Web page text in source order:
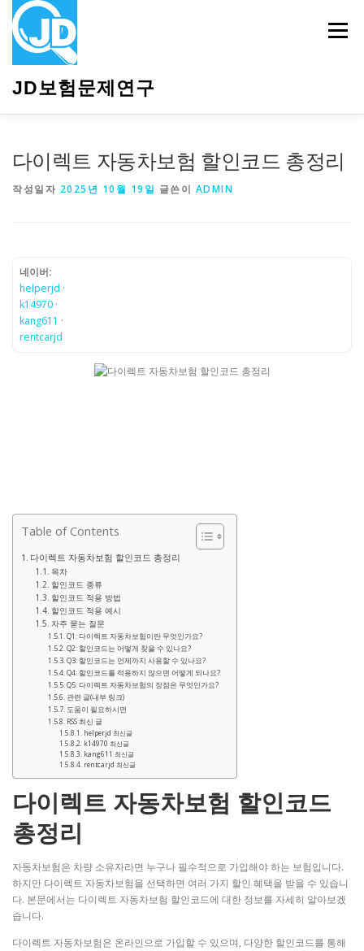
JD보험문제연구
메뉴
다이렉트 자동차보험 할인코드 총정리
작성일자 2025년 10월 19일 글쓴이 ADMIN
네이버:
helperjd ·
k14970 ·
kang611 ·
rentcarjd
Table of Contents
다이렉트 자동차보험 할인코드 총정리
목차
할인코드 종류
할인코드 적용 방법
할인코드 적용 예시
자주 묻는 질문
Q1: 다이렉트 자동차보험이란 무엇인가요?
Q2: 할인코드는 어떻게 찾을 수 있나요?
Q3: 할인코드는 언제까지 사용할 수 있나요?
Q4: 할인코드를 적용하지 않으면 어떻게 되나요?
Q5: 다이렉트 자동차보험의 장점은 무엇인가요?
관련 글(내부 링크)
도움이 필요하시면
RSS 최신 글
helperjd 최신글
k14970 최신글
kang611 최신글
rentcarjd 최신글
다이렉트 자동차보험 할인코드
총정리
자동차보험은 차량 소유자라면 누구나 필수적으로 가입해야 하는 보험입니다.
하지만 다이렉트 자동차보험을 선택하면 여러 가지 할인 혜택을 받을 수 있습니
다. 본문에서는 다이렉트 자동차보험 할인코드에 대한 정보를 자세히 알아보겠
습니다.
다이렉트 자동차보험은 온라인으로 가입할 수 있으며, 다양한 할인코드를 통해